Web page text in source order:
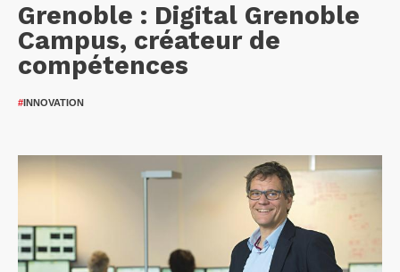
Grenoble : Digital Grenoble
Campus, créateur de
compétences
#INNOVATION